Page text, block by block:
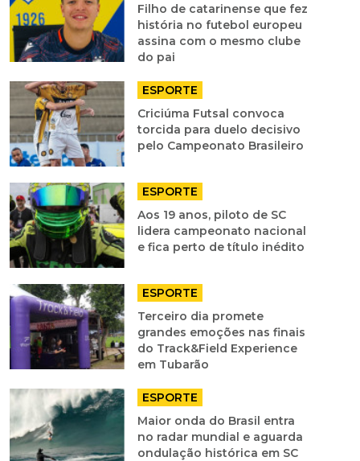
Filho de catarinense que fez
história no futebol europeu
assina com o mesmo clube
do pai
ESPORTE
Criciúma Futsal convoca
torcida para duelo decisivo
pelo Campeonato Brasileiro
ESPORTE
Aos 19 anos, piloto de SC
lidera campeonato nacional
e fica perto de título inédito
ESPORTE
Terceiro dia promete
grandes emoções nas finais
do Track&Field Experience
em Tubarão
ESPORTE
Maior onda do Brasil entra
no radar mundial e aguarda
ondulação histórica em SC